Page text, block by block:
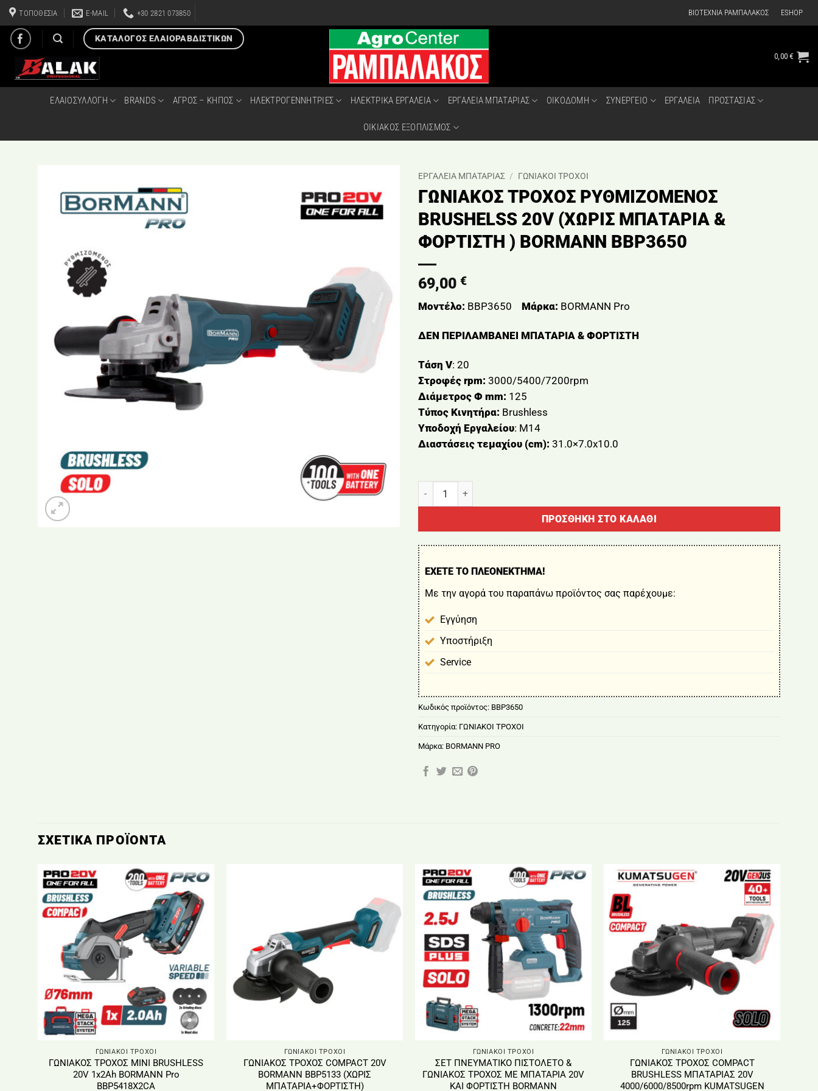
Μετάβαση
στο
περιεχόμενο
ΤΟΠΟΘΕΣΙΑ E-MAIL +30 2821 073850 ΒΙΟΤΕΧΝΙΑ ΡΑΜΠΑΛΑΚΟΣ ESHOP
ΚΑΤΑΛΟΓΟΣ ΕΛΑΙΟΡΑΒΔΙΣΤΙΚΩΝ
0,00€
ΕΛΑΙΟΣΥΛΛΟΓΗ BRANDS ΑΓΡΟΣ – ΚΗΠΟΣ ΗΛΕΚΤΡΟΓΕΝΝΗΤΡΙΕΣ ΗΛΕΚΤΡΙΚΑ ΕΡΓΑΛΕΙΑ ΕΡΓΑΛΕΙΑ ΜΠΑΤΑΡΙΑΣ ΟΙΚΟΔΟΜΗ ΣΥΝΕΡΓΕΙΟ ΕΡΓΑΛΕΙΑ ΠΡΟΣΤΑΣΙΑΣ
ΟΙΚΙΑΚΟΣ ΕΞΟΠΛΙΣΜΟΣ
ΕΡΓΑΛΕΙΑ ΜΠΑΤΑΡΙΑΣ / ΓΩΝΙΑΚΟΙ ΤΡΟΧΟΙ
ΓΩΝΙΑΚΟΣ ΤΡΟΧΟΣ ΡΥΘΜΙΖΟΜΕΝΟΣ
BRUSHELSS 20V (ΧΩΡΙΣ ΜΠΑΤΑΡΙΑ &
ΦΟΡΤΙΣΤΗ ) BORMANN BBP3650
69,00 €
Μοντέλο: BBP3650 Μάρκα: BORMANN Pro
ΔΕΝ ΠΕΡΙΛΑΜΒΑΝΕΙ ΜΠΑΤΑΡΙΑ & ΦΟΡΤΙΣΤΗ
Τάση V: 20
Στροφές rpm: 3000/5400/7200rpm
Διάμετρος Φ mm: 125
Τύπος Κινητήρα: Brushless
Υποδοχή Εργαλείου: Μ14
Διαστάσεις τεμαχίου (cm): 31.0×7.0x10.0
ΓΩΝΙΑΚΟΣ ΤΡΟΧΟΣ ΡΥΘΜΙΖΟΜΕΝΟΣ BRUSHELSS 20V (ΧΩΡΙΣ ΜΠΑΤΑΡΙΑ & ΦΟΡΤΙΣΤΗ )
ΠΡΟΣΘΉΚΗ ΣΤΟ ΚΑΛΆΘΙ
ΕΧΕΤΕ ΤΟ ΠΛΕΟΝΕΚΤΗΜΑ!
Με την αγορά του παραπάνω προϊόντος σας παρέχουμε:
Εγγύηση
Υποστήριξη
Service
Κωδικός προϊόντος: BBP3650
Κατηγορία: ΓΩΝΙΑΚΟΙ ΤΡΟΧΟΙ
Μάρκα: BORMANN PRO
ΣΧΕΤΙΚΆ ΠΡΟΪΌΝΤΑ
ΓΩΝΙΑΚΟΙ ΤΡΟΧΟΙ
ΓΩΝΙΑΚΟΣ ΤΡΟΧΟΣ ΜΙΝΙ BRUSHLESS
20V 1x2Ah BORMANN Pro
BBP5418X2CA
ΓΩΝΙΑΚΟΙ ΤΡΟΧΟΙ
ΓΩΝΙΑΚΟΣ ΤΡΟΧΟΣ COMPACT 20V
BORMANN BBP5133 (ΧΩΡΙΣ
ΜΠΑΤΑΡΙΑ+ΦΟΡΤΙΣΤΗ)
ΓΩΝΙΑΚΟΙ ΤΡΟΧΟΙ
ΣΕΤ ΠΝΕΥΜΑΤΙΚΟ ΠΙΣΤΟΛΕΤΟ &
ΓΩΝΙΑΚΟΣ ΤΡΟΧΟΣ ΜΕ ΜΠΑΤΑΡΙΑ 20V
ΚΑΙ ΦΟΡΤΙΣΤΗ BORMANN
ΓΩΝΙΑΚΟΙ ΤΡΟΧΟΙ
ΓΩΝΙΑΚΟΣ ΤΡΟΧΟΣ COMPACT
BRUSHLESS ΜΠΑΤΑΡΙΑΣ 20V
4000/6000/8500rpm KUMATSUGEN